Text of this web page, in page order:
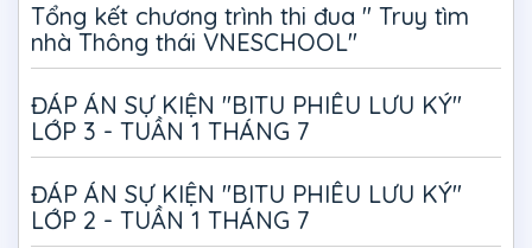
Tổng kết chương trình thi đua " Truy tìm
nhà Thông thái VNESCHOOL"
ĐÁP ÁN SỰ KIỆN "BITU PHIÊU LƯU KÝ"
LỚP 3 - TUẦN 1 THÁNG 7
ĐÁP ÁN SỰ KIỆN "BITU PHIÊU LƯU KÝ"
LỚP 2 - TUẦN 1 THÁNG 7